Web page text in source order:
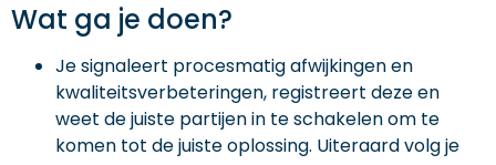
Wat ga je doen?
Je signaleert procesmatig afwijkingen en
kwaliteitsverbeteringen, registreert deze en
weet de juiste partijen in te schakelen om te
komen tot de juiste oplossing. Uiteraard volg je